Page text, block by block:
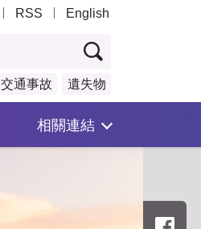
RSS English
交通事故 遺失物
相關連結